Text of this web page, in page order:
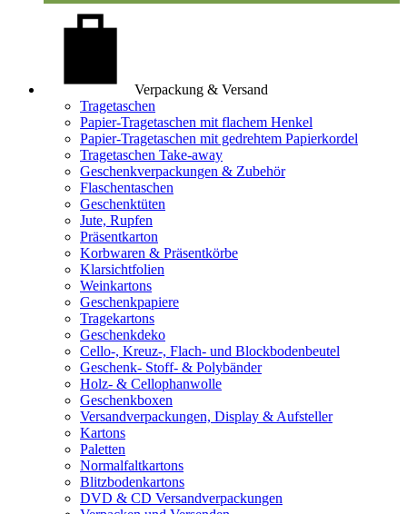
Verpackung & Versand
Tragetaschen
Papier-Tragetaschen mit flachem Henkel
Papier-Tragetaschen mit gedrehtem Papierkordel
Tragetaschen Take-away
Geschenkverpackungen & Zubehör
Flaschentaschen
Geschenktüten
Jute, Rupfen
Präsentkarton
Korbwaren & Präsentkörbe
Klarsichtfolien
Weinkartons
Geschenkpapiere
Tragekartons
Geschenkdeko
Cello-, Kreuz-, Flach- und Blockbodenbeutel
Geschenk- Stoff- & Polybänder
Holz- & Cellophanwolle
Geschenkboxen
Versandverpackungen, Display & Aufsteller
Kartons
Paletten
Normalfaltkartons
Blitzbodenkartons
DVD & CD Versandverpackungen